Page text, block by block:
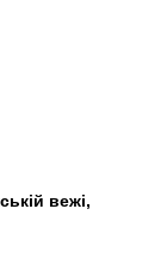
вежі,